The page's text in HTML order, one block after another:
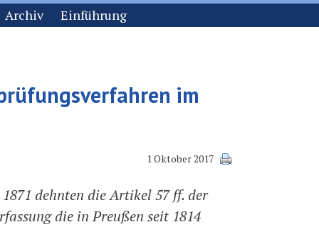
Archiv Einführung
im
1 Oktober 2017
dehnten die Artikel 57 ff. der
die in Preußen seit 1814